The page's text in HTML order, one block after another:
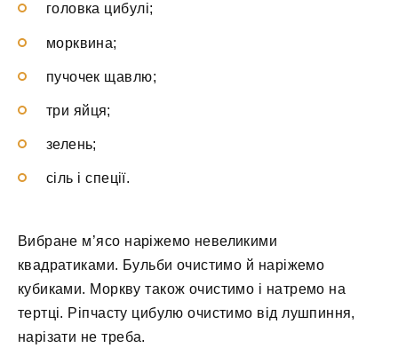
головка цибулі;
морквина;
пучочек щавлю;
три яйця;
зелень;
сіль і спеції.
Вибране м’ясо наріжемо невеликими
квадратиками. Бульби очистимо й наріжемо
кубиками. Моркву також очистимо і натремо на
тертці. Ріпчасту цибулю очистимо від лушпиння,
нарізати не треба.